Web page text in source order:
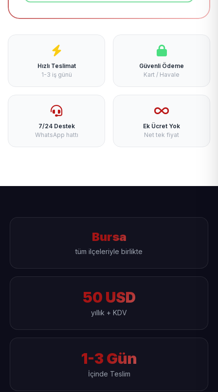
Hızlı Teslimat
1-3 iş günü
Güvenli Ödeme
Kart / Havale
7/24 Destek
WhatsApp hattı
Ek Ücret Yok
Net tek fiyat
Bursa
tüm ilçeleriyle birlikte
50 USD
yıllık + KDV
1-3 Gün
İçinde Teslim